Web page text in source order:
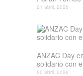
21 abril, 2026
ANZAC Day
solidario con
20 abril, 2026